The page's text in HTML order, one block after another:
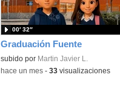
Graduación Fuente
Contenido educativo.
subido por Martin Javier L.
00′ 32″
-hace un mes- 33visualizaciones